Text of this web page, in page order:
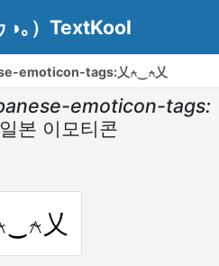
◑｡）TextKool
emoticon-tags:乂⍲‿⍲乂
emoticon-tags:
일본 이모티콘
乂